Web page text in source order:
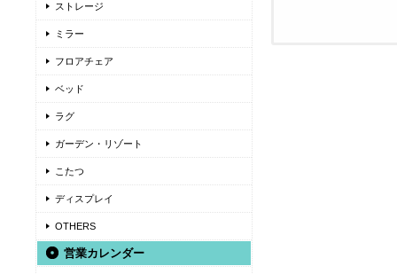
ストレージ
ミラー
フロアチェア
ベッド
ラグ
ガーデン・リゾート
こたつ
ディスプレイ
OTHERS
営業カレンダー